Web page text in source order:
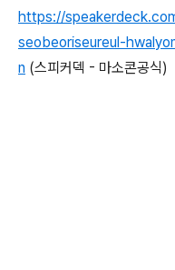
https://
seobeoriseureul-
n (스피커덱 - 마소콘공식)